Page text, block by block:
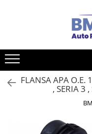
Accesorii
Covorase
ODORIZANTE
FLANSA APA O.E.
, SERIA 3